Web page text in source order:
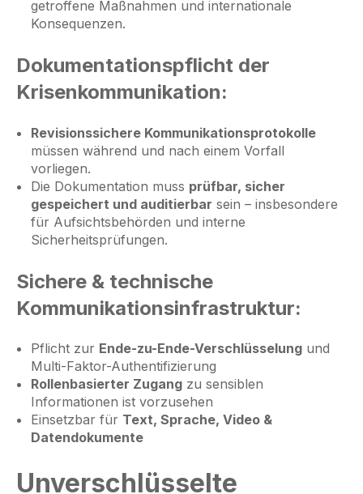
getroffene Maßnahmen und internationale
Konsequenzen.
Dokumentationspflicht der
Krisenkommunikation:
Revisionssichere Kommunikationsprotokolle
müssen während und nach einem Vorfall
vorliegen.
Die Dokumentation muss prüfbar, sicher
gespeichert und auditierbar sein – insbesondere
für Aufsichtsbehörden und interne
Sicherheitsprüfungen.
Sichere & technische
Kommunikationsinfrastruktur:
Pflicht zur Ende-zu-Ende-Verschlüsselungund
Multi-Faktor-Authentifizierung
Rollenbasierter Zugangzu sensiblen
Informationen ist vorzusehen
Einsetzbar für Text, Sprache, Video &
Datendokumente
Unverschlüsselte